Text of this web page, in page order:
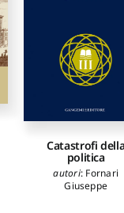
,Ferrara
Monniello Gianluigi
Patrizi Patrizia
Cuzzocrea Vera
Pagliaroli Tiziana
Sturniolo Giuditta
Catastrofi
politica
autori: Fornari
Giuseppe